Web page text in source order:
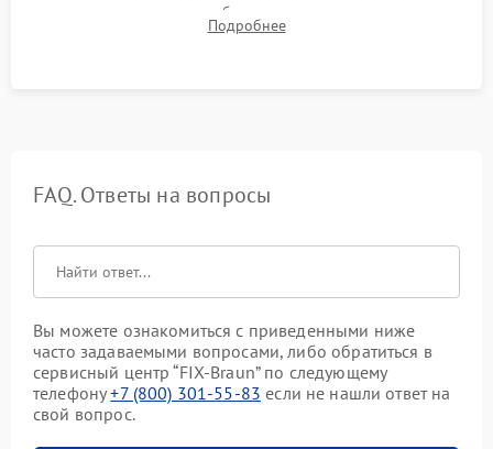
компрессора, отсутствия обмерзания стенок и корректного
срабатывания системы автоматической оттайки.
Подробнее
FAQ. Ответы на вопросы
Вы можете ознакомиться с приведенными ниже
часто задаваемыми вопросами, либо обратиться в
сервисный центр “FIX-Braun” по следующему
телефону+7 (800) 301-55-83 если не нашли ответ на
свой вопрос.